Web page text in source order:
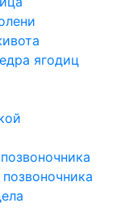
ягодиц